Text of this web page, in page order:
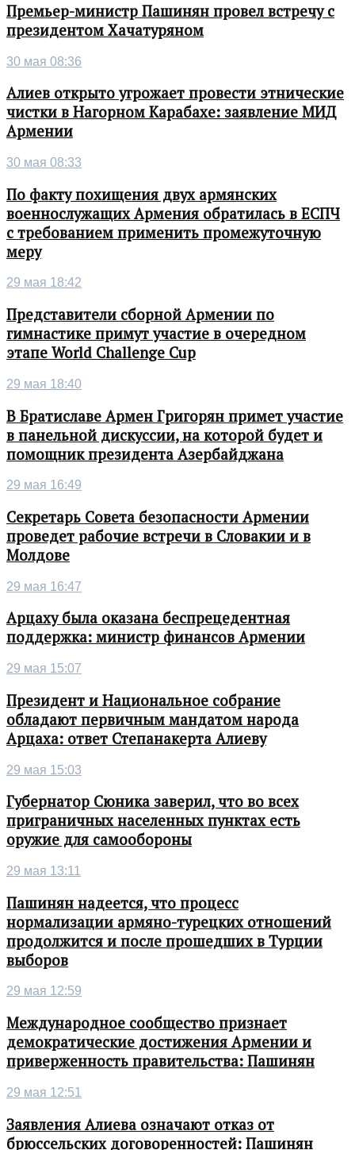
Премьер-министр Пашинян провел встречу с
президентом Хачатуряном
30 мая 08:36
Алиев открыто угрожает провести этнические
чистки в Нагорном Карабахе: заявление МИД
Армении
30 мая 08:33
По факту похищения двух армянских
военнослужащих Армения обратилась в ЕСПЧ
с требованием применить промежуточную
меру
29 мая 18:42
Представители сборной Армении по
гимнастике примут участие в очередном
этапе World Challenge Cup
29 мая 18:40
В Братиславе Армен Григорян примет участие
в панельной дискуссии, на которой будет и
помощник президента Азербайджана
29 мая 16:49
Секретарь Совета безопасности Армении
проведет рабочие встречи в Словакии и в
Молдове
29 мая 16:47
Арцаху была оказана беспрецедентная
поддержка: министр финансов Армении
29 мая 15:07
Президент и Национальное собрание
обладают первичным мандатом народа
Арцаха: ответ Степанакерта Алиеву
29 мая 15:03
Губернатор Сюника заверил, что во всех
приграничных населенных пунктах есть
оружие для самообороны
29 мая 13:11
Пашинян надеется, что процесс
нормализации армяно-турецких отношений
продолжится и после прошедших в Турции
выборов
29 мая 12:59
Международное сообщество признает
демократические достижения Армении и
приверженность правительства: Пашинян
29 мая 12:51
Заявления Алиева означают отказ от
брюссельских договоренностей: Пашинян